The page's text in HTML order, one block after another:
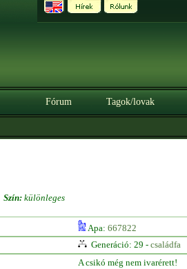
Fórum Tagok/lovak
Szín: különleges
Apa: 667822
Generáció: 29 - családfa
A csikó még nem ivarérett!